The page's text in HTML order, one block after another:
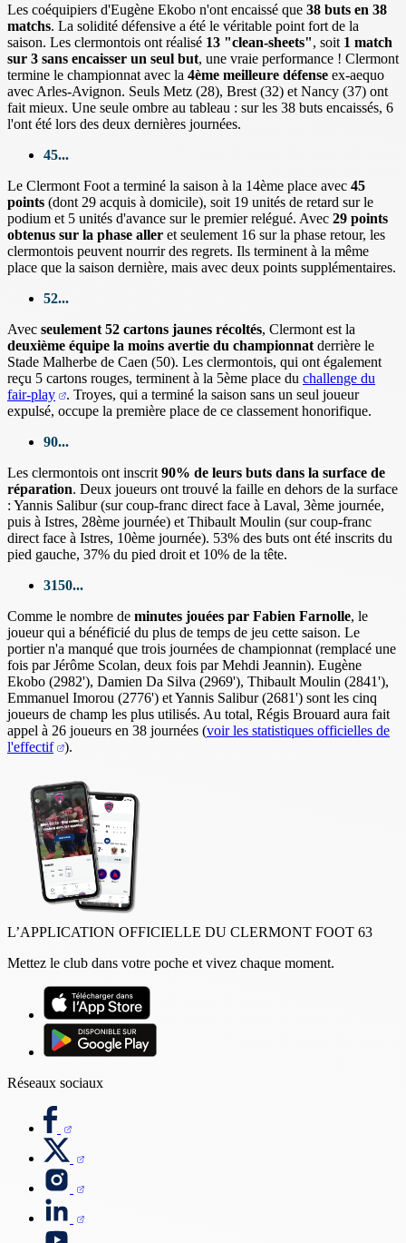
Les coéquipiers d'Eugène Ekobo n'ont encaissé que 38 buts en 38
matchs. La solidité défensive a été le véritable point fort de la
saison. Les clermontois ont réalisé 13 "clean-sheets", soit 1 match
sur 3 sans encaisser un seul but, une vraie performance ! Clermont
termine le championnat avec la 4ème meilleure défense ex-aequo
avec Arles-Avignon. Seuls Metz (28), Brest (32) et Nancy (37) ont
fait mieux. Une seule ombre au tableau : sur les 38 buts encaissés, 6
l'ont été lors des deux dernières journées.
45...
Le Clermont Foot a terminé la saison à la 14ème place avec 45
points (dont 29 acquis à domicile), soit 19 unités de retard sur le
podium et 5 unités d'avance sur le premier relégué. Avec 29 points
obtenus sur la phase aller et seulement 16 sur la phase retour, les
clermontois peuvent nourrir des regrets. Ils terminent à la même
place que la saison dernière, mais avec deux points supplémentaires.
52...
Avec seulement 52 cartons jaunes récoltés, Clermont est la
deuxième équipe la moins avertie du championnat derrière le
Stade Malherbe de Caen (50). Les clermontois, qui ont également
reçu 5 cartons rouges, terminent à la 5ème place du challenge du
fair-play
. Troyes, qui a terminé la saison sans un seul joueur
expulsé, occupe la première place de ce classement honorifique.
90...
Les clermontois ont inscrit 90% de leurs buts dans la surface de
réparation. Deux joueurs ont trouvé la faille en dehors de la surface
: Yannis Salibur (sur coup-franc direct face à Laval, 3ème journée,
puis à Istres, 28ème journée) et Thibault Moulin (sur coup-franc
direct face à Istres, 10ème journée). 53% des buts ont été inscrits du
pied gauche, 37% du pied droit et 10% de la tête.
3150...
Comme le nombre de minutes jouées par Fabien Farnolle, le
joueur qui a bénéficié du plus de temps de jeu cette saison. Le
portier n'a manqué que trois journées de championnat (remplacé une
fois par Jérôme Scolan, deux fois par Mehdi Jeannin). Eugène
Ekobo (2982'), Damien Da Silva (2969'), Thibault Moulin (2841'),
Emmanuel Imorou (2776') et Yannis Salibur (2681') sont les cinq
joueurs de champ les plus utilisés. Au total, Régis Brouard aura fait
appel à 26 joueurs en 38 journées (voir les statistiques officielles de
l'effectif
).
L’APPLICATION OFFICIELLE DU CLERMONT FOOT 63
Mettez le club dans votre poche et vivez chaque moment.
Réseaux sociaux